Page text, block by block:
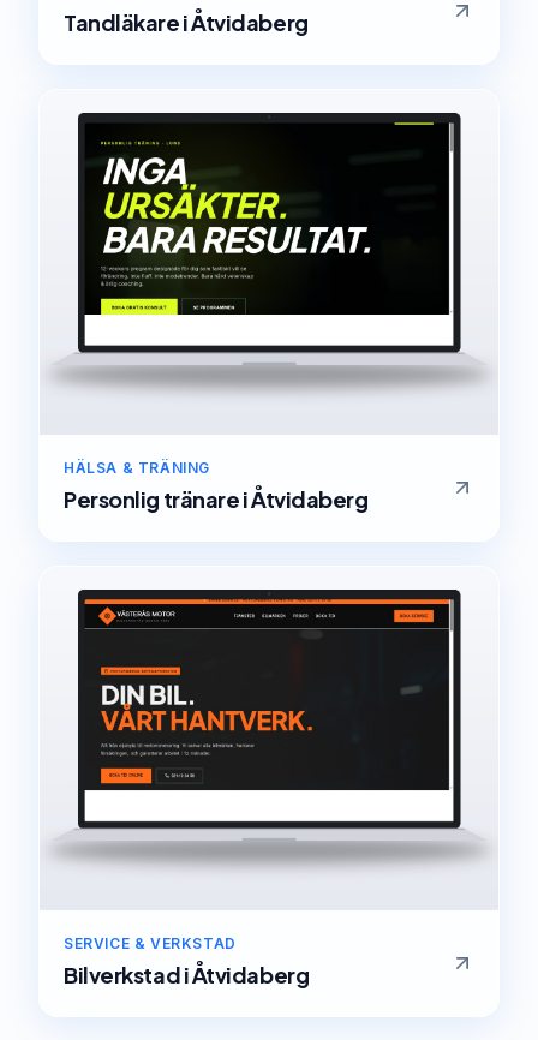
TandläkareiÅtvidaberg
HÄLSA & TRÄNING
Personlig tränareiÅtvidaberg
SERVICE & VERKSTAD
BilverkstadiÅtvidaberg